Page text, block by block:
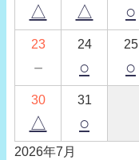
△ △ ○
23
－
24
○
25
○
30
△
31
○
2026年7月